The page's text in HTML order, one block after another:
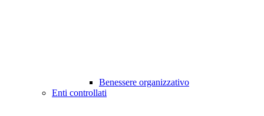
Benessere organizzativo
Enti controllati